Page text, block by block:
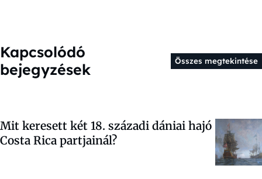
Kapcsolódó
bejegyzések
Összes megtekintése
Mit keresett két 18. századi dániai hajó
Costa Rica partjainál?